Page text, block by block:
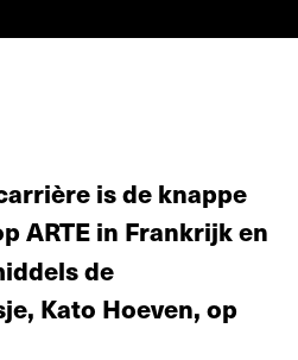
is de knappe
ARTE in Frankrijk en
de
Kato Hoeven, op